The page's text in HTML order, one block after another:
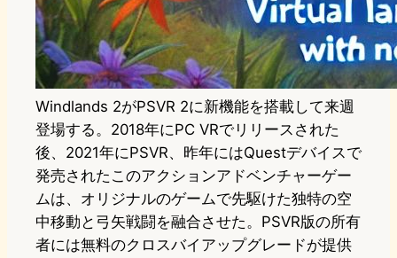
Windlands 2がPSVR 2に新機能を搭載して来週
登場する。2018年にPC VRでリリースされた
後、2021年にPSVR、昨年にはQuestデバイスで
発売されたこのアクションアドベンチャーゲー
ムは、オリジナルのゲームで先駆けた独特の空
中移動と弓矢戦闘を融合させた。PSVR版の所有
者には無料のクロスバイアップグレードが提供